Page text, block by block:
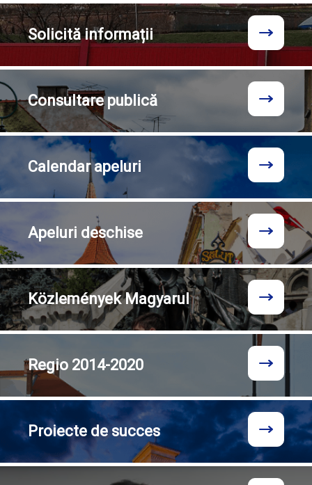
Solicităinformații
Consultarepublică
Calendarapeluri
Apeluri deschise
KözleményekMagyarul
Regio 2014-2020
Proiecte de succes